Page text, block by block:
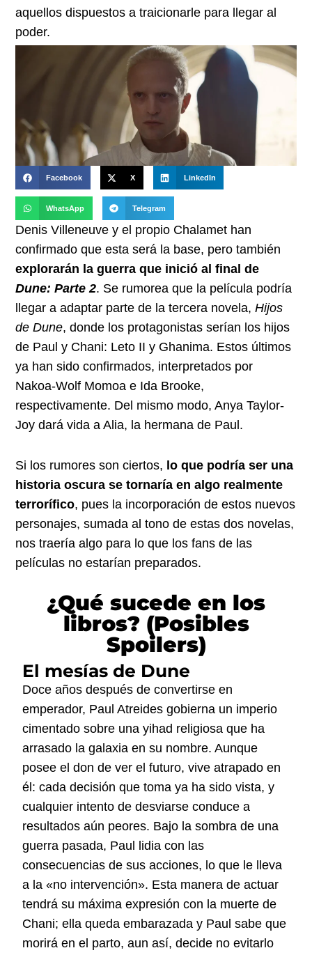
aquellos dispuestos a traicionarle para llegar al
poder.
Facebook X LinkedIn
WhatsApp Telegram
Denis Villeneuve y el propio Chalamet han
confirmado que esta será la base, pero también
explorarán la guerra que inició al final de
Dune: Parte 2. Se rumorea que la película podría
llegar a adaptar parte de la tercera novela,Hijos
de Dune, donde los protagonistas serían los hijos
de Paul y Chani: Leto II y Ghanima. Estos últimos
ya han sido confirmados, interpretados por
Nakoa-Wolf Momoa e Ida Brooke,
respectivamente. Del mismo modo, Anya Taylor-
Joy dará vida a Alia, la hermana de Paul.
Si los rumores son ciertos, lo que podría ser una
historia oscura se tornaría en algo realmente
terrorífico, pues la incorporación de estos nuevos
personajes, sumada al tono de estas dos novelas,
nos traería algo para lo que los fans de las
películas no estarían preparados.
¿Qué sucede en los
libros? (Posibles
Spoilers)
El mesías de Dune
Doce años después de convertirse en
emperador, Paul Atreides gobierna un imperio
cimentado sobre una yihad religiosa que ha
arrasado la galaxia en su nombre. Aunque
posee el don de ver el futuro, vive atrapado en
él: cada decisión que toma ya ha sido vista, y
cualquier intento de desviarse conduce a
resultados aún peores. Bajo la sombra de una
guerra pasada, Paul lidia con las
consecuencias de sus acciones, lo que le lleva
a la «no intervención». Esta manera de actuar
tendrá su máxima expresión con la muerte de
Chani; ella queda embarazada y Paul sabe que
morirá en el parto, aun así, decide no evitarlo